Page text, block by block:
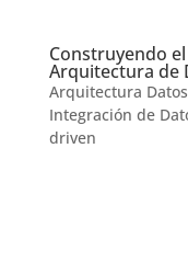
Construyendo
Arquitectura de
Arquitectura Datos
Integración de
driven